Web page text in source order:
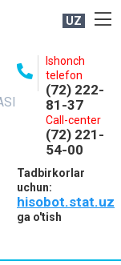
UZ
Ishonch
telefon
(72) 222-
81-37
Call-center
(72) 221-
54-00
Tadbirkorlar
uchun:
hisobot.stat.uz
ga o'tish